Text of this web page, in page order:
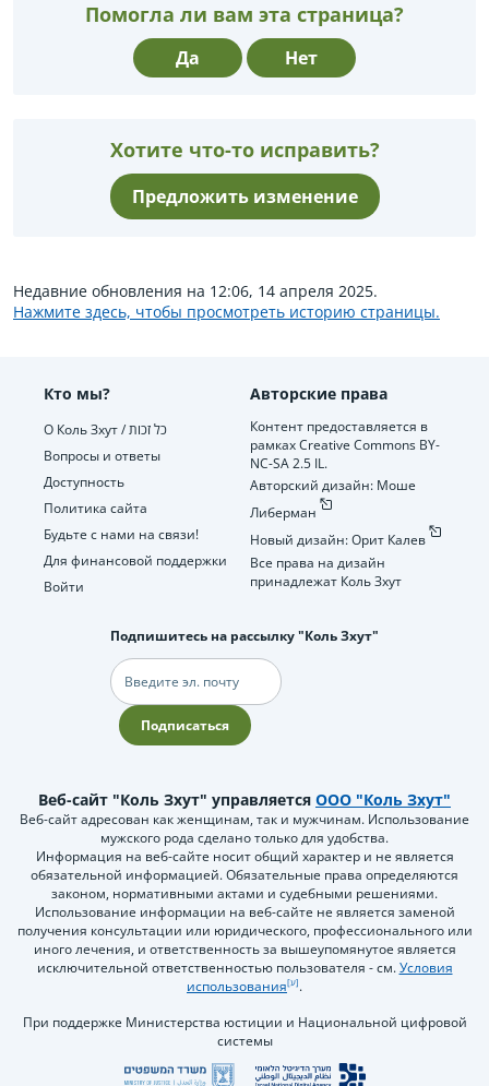
Помогла ли вам эта страница?
Да Нет
Хотите что-то исправить?
Предложить изменение
Недавние обновления на 12:06, 14 апреля 2025.
Нажмите здесь, чтобы просмотреть историю страницы.
Кто мы?
О Коль Зхут / כל זכות
Вопросы и ответы
Доступность
Политика сайта
Будьте с нами на связи!
Для финансовой поддержки
Войти
Авторские права
Контент предоставляется в
рамках Creative Commons BY-
NC-SA 2.5 IL.
Авторский дизайн: Моше
Либерман
Новый дизайн: Орит Калев
Все права на дизайн
принадлежат Коль Зхут
Подпишитесь на рассылку "Коль Зхут"
Электронная
почта
Подписаться
Веб-сайт "Коль Зхут" управляется ООО "Коль Зхут"
Веб-сайт адресован как женщинам, так и мужчинам. Использование
мужского рода сделано только для удобства.
Информация на веб-сайте носит общий характер и не является
обязательной информацией. Обязательные права определяются
законом, нормативными актами и судебными решениями.
Использование информации на веб-сайте не является заменой
получения консультации или юридического, профессионального или
иного лечения, и ответственность за вышеупомянутое является
исключительной ответственностью пользователя - см.Условия
использования
.
При поддержке Министерства юстиции и Национальной цифровой
системы